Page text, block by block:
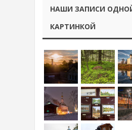
НАШИ ЗАПИСИ
КАРТИНКОЙ